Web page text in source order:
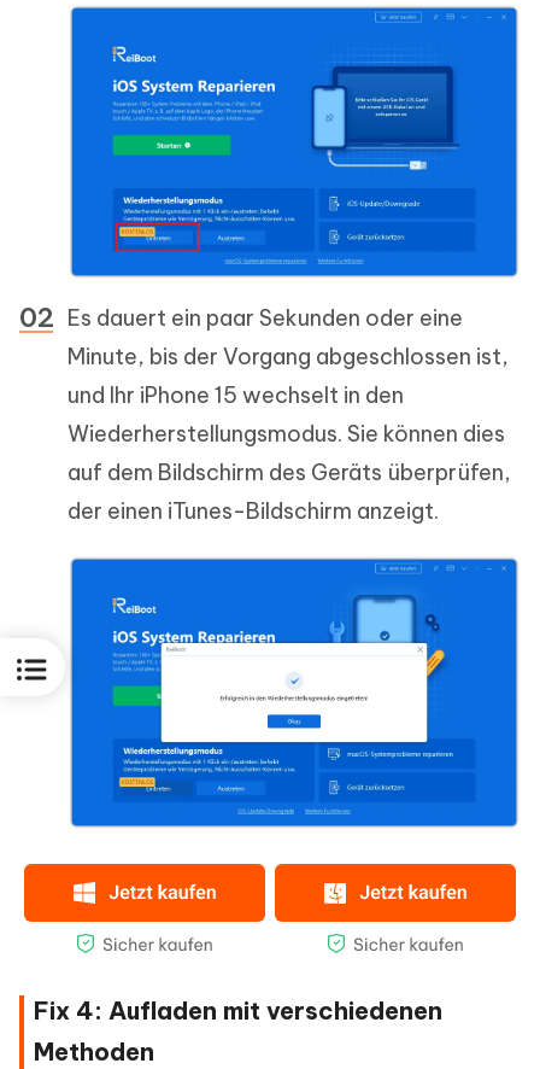
Es dauert ein paar Sekunden oder eine
Minute, bis der Vorgang abgeschlossen ist,
und Ihr iPhone 15 wechselt in den
Wiederherstellungsmodus. Sie können dies
auf dem Bildschirm des Geräts überprüfen,
der einen iTunes-Bildschirm anzeigt.
Fix 4: Aufladen mit verschiedenen
Methoden